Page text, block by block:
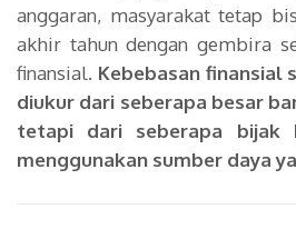
anggaran, masyarakat tetap
akhir tahun dengan gembira
finansial. Kebebasan finansial
diukur dari seberapa besar
tetapi dari seberapa bijak
menggunakan sumber daya